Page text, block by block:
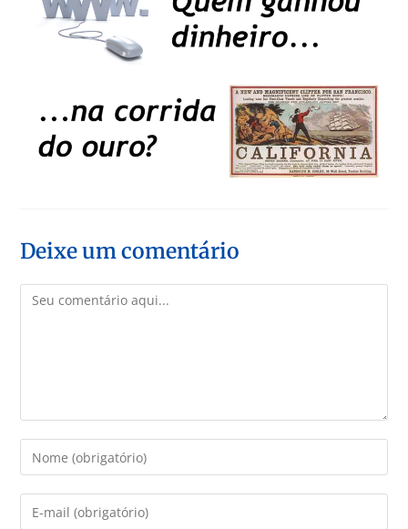
Deixe um comentário